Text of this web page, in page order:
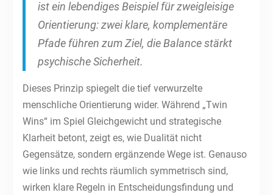
ist ein lebendiges Beispiel für zweigleisige
Orientierung: zwei klare, komplementäre
Pfade führen zum Ziel, die Balance stärkt
psychische Sicherheit.
Dieses Prinzip spiegelt die tief verwurzelte
menschliche Orientierung wider. Während „Twin
Wins“ im Spiel Gleichgewicht und strategische
Klarheit betont, zeigt es, wie Dualität nicht
Gegensätze, sondern ergänzende Wege ist. Genauso
wie links und rechts räumlich symmetrisch sind,
wirken klare Regeln in Entscheidungsfindung und